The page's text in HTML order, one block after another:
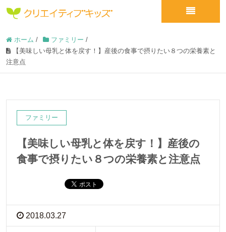
ホーム / ファミリー /
【美味しい母乳と体を戻す！】産後の食事で摂りたい８つの栄養素と
注意点
ファミリー
【美味しい母乳と体を戻す！】産後の
食事で摂りたい８つの栄養素と注意点
2018.03.27